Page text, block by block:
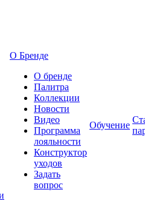
О Бренде
О бренде
Палитра
Коллекции
Новости
Видео
Программа
лояльности
Конструктор
уходов
Задать
вопрос
Обучение